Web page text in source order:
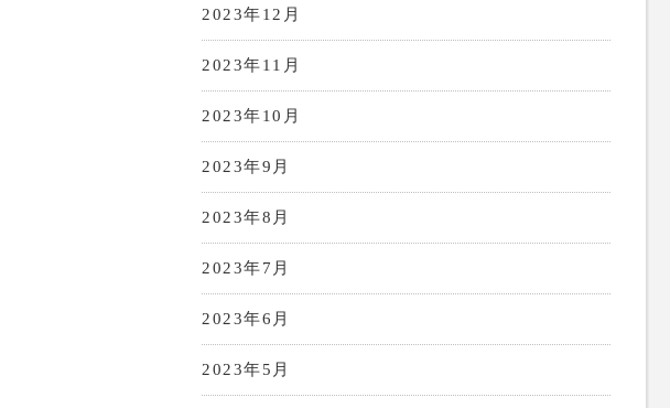
2023年12月
2023年11月
2023年10月
2023年9月
2023年8月
2023年7月
2023年6月
2023年5月